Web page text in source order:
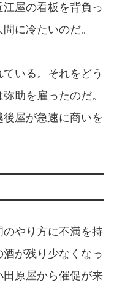
屋の看板を背負っ
に冷たいのだ。
いる。それをどう
助を雇ったのだ。
屋が急速に商いを
やり方に不満を持
が残り少なくなっ
原屋から催促が来